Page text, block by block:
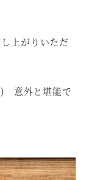
上がりいただ
) 意外と堪能で